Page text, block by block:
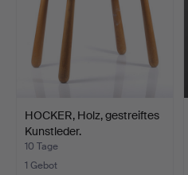
HOCKER, Holz, gestreiftes
Kunstleder.
10 Tage
1 Gebot